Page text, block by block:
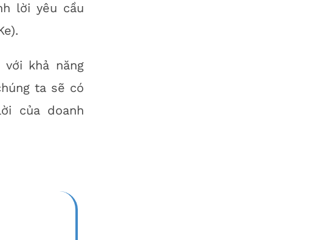
lời yêu cầu
khả năng
ta sẽ có
của doanh